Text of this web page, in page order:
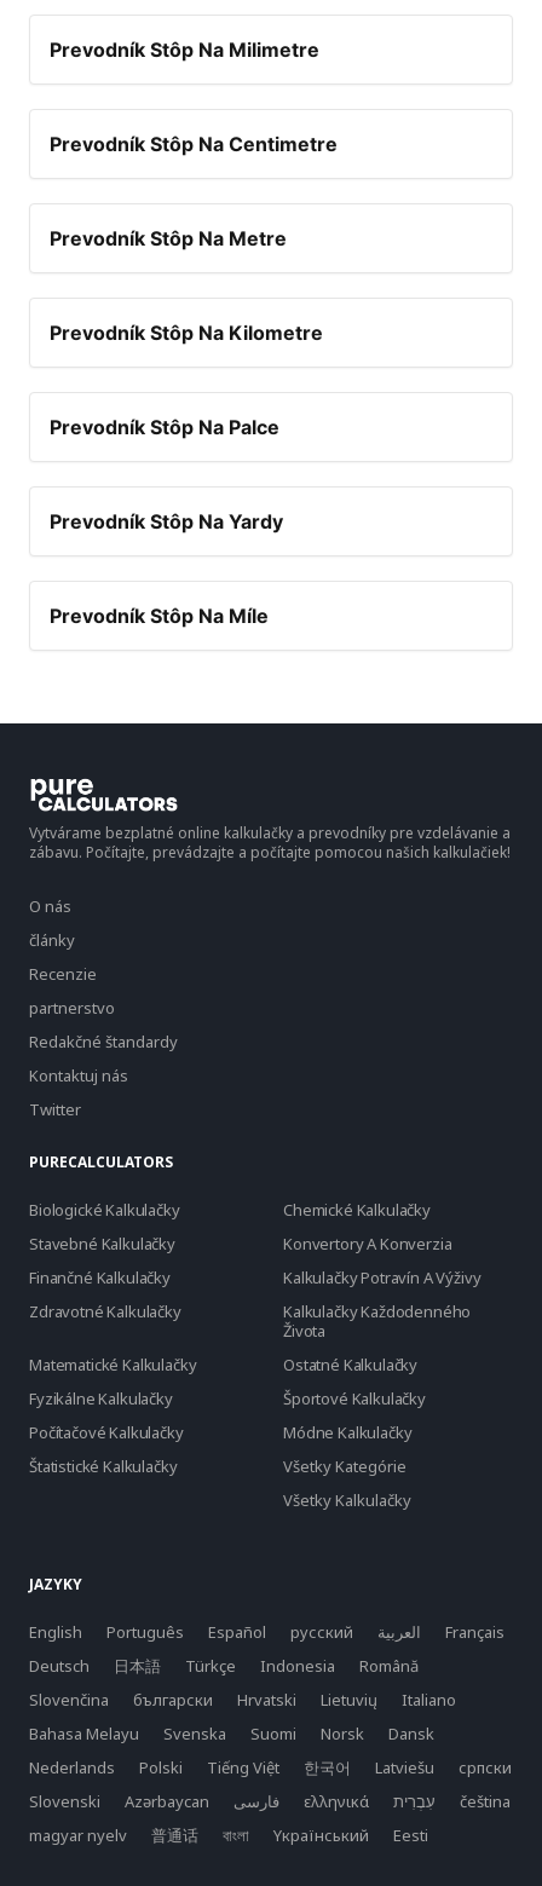
Prevodník Stôp Na Milimetre
Prevodník Stôp Na Centimetre
Prevodník Stôp Na Metre
Prevodník Stôp Na Kilometre
Prevodník Stôp Na Palce
Prevodník Stôp Na Yardy
Prevodník Stôp Na Míle
Vytvárame bezplatné online kalkulačky a prevodníky pre vzdelávanie a
zábavu. Počítajte, prevádzajte a počítajte pomocou našich kalkulačiek!
O nás
články
Recenzie
partnerstvo
Redakčné štandardy
Kontaktuj nás
Twitter
PURECALCULATORS
Biologické Kalkulačky
Chemické Kalkulačky
Stavebné Kalkulačky
Konvertory A Konverzia
Finančné Kalkulačky
Kalkulačky Potravín A Výživy
Zdravotné Kalkulačky
Kalkulačky Každodenného
Života
Matematické Kalkulačky
Ostatné Kalkulačky
Fyzikálne Kalkulačky
Športové Kalkulačky
Počítačové Kalkulačky
Módne Kalkulačky
Štatistické Kalkulačky
Všetky Kategórie
Všetky Kalkulačky
JAZYKY
English Português Español русский العربية
Français
Deutsch
日本語 Türkçe Indonesia
Română
Slovenčina
български Hrvatski Lietuvių
Italiano
Bahasa Melayu
Svenska Suomi Norsk
Dansk
Nederlands
Polski Tiếng Việt 한국어 Latviešu
српски
Slovenski
Azərbaycan فارسی ελληνικά
čeština
magyar nyelv
普通话 বাংলা Yкраїнський Eesti